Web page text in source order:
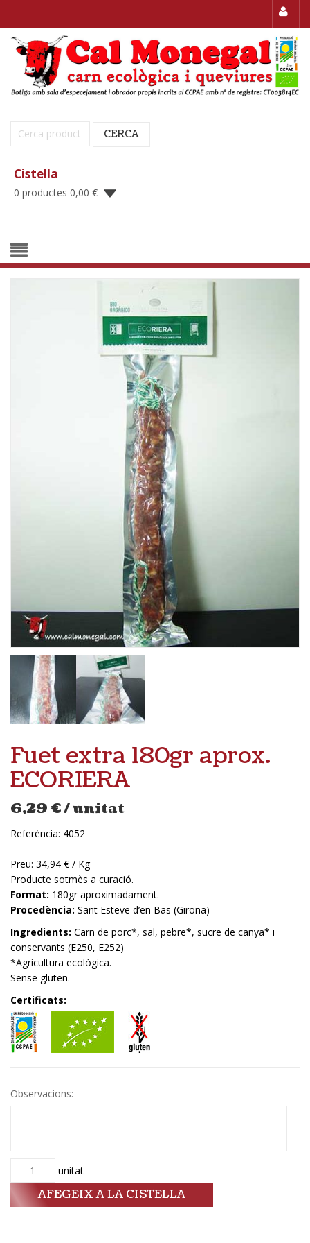
Cerca: CERCA
Cistella
0 productes 0,00 €
Fuet extra 180gr aprox.
ECORIERA
6,29 €/ unitat
Referència: 4052
Preu: 34,94 € / Kg
Producte sotmès a curació.
Format: 180gr aproximadament.
Procedència: Sant Esteve d’en Bas (Girona)
Ingredients: Carn de porc*, sal, pebre*, sucre de canya* i
conservants (E250, E252)
*Agricultura ecològica.
Sense gluten.
Certificats:
Observacions:
Quantitat unitat
AFEGEIX A LA CISTELLA